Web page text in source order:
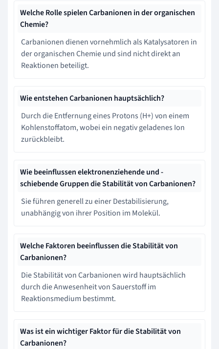
Welche Rolle spielen Carbanionen in der organischen
Chemie?
Carbanionen dienen vornehmlich als Katalysatoren in
der organischen Chemie und sind nicht direkt an
Reaktionen beteiligt.
Wie entstehen Carbanionen hauptsächlich?
Durch die Entfernung eines Protons (H+) von einem
Kohlenstoffatom, wobei ein negativ geladenes Ion
zurückbleibt.
Wie beeinflussen elektronenziehende und -
schiebende Gruppen die Stabilität von Carbanionen?
Sie führen generell zu einer Destabilisierung,
unabhängig von ihrer Position im Molekül.
Welche Faktoren beeinflussen die Stabilität von
Carbanionen?
Die Stabilität von Carbanionen wird hauptsächlich
durch die Anwesenheit von Sauerstoff im
Reaktionsmedium bestimmt.
Was ist ein wichtiger Faktor für die Stabilität von
Carbanionen?